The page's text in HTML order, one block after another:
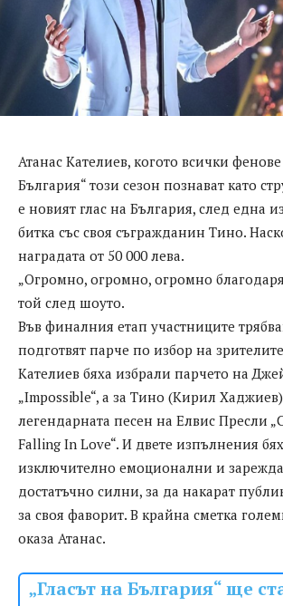
Атанас Кателиев, когото всички фенове
България“ този сезон познават като
е новият глас на България, след една
битка със своя съгражданин Тино.
наградата от 50 000 лева.
„Огромно, огромно, огромно
той след шоуто.
Във финалния етап участниците
подготвят парче по избор на
Кателиев бяха избрали парчето на
„Impossible“, а за Тино (Кирил
легендарната песен на Елвис Пресли
Falling In Love“. И двете изпълнения
изключително емоционални и
достатъчно силни, за да накарат
за своя фаворит. В крайна сметка
оказа Атанас.
„Гласът на България“ ще